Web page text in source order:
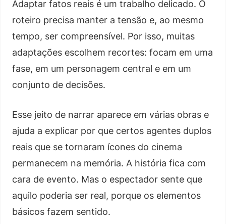
Adaptar fatos reais é um trabalho delicado. O
roteiro precisa manter a tensão e, ao mesmo
tempo, ser compreensível. Por isso, muitas
adaptações escolhem recortes: focam em uma
fase, em um personagem central e em um
conjunto de decisões.
Esse jeito de narrar aparece em várias obras e
ajuda a explicar por que certos agentes duplos
reais que se tornaram ícones do cinema
permanecem na memória. A história fica com
cara de evento. Mas o espectador sente que
aquilo poderia ser real, porque os elementos
básicos fazem sentido.